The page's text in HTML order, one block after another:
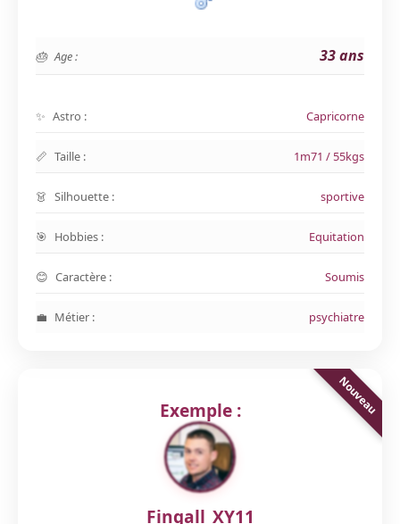
Age : 33 ans
Astro : Capricorne
Taille : 1m71 / 55kgs
Silhouette : sportive
Hobbies : Equitation
Caractère : Soumis
Métier : psychiatre
Exemple :
Fingall_XY11